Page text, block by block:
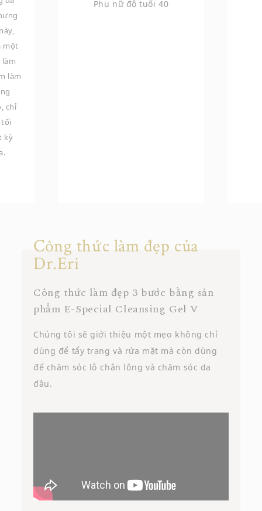
một
làm
chỉ
tối
kỳ
Phụ nữ độ tuổi 40
Công thức làm đẹp của
Dr.Eri
Công thức làm đẹp 3 bước bằng sản
phẩm E-Special Cleansing Gel V
Chúng tôi sẽ giới thiệu một mẹo không chỉ
dùng để tẩy trang và rửa mặt mà còn dùng
để chăm sóc lỗ chân lông và chăm sóc da
đầu.